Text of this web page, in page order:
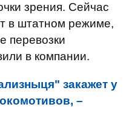
зрения. Сейчас
в штатном режиме,
перевозки
в компании.
закажет у
–